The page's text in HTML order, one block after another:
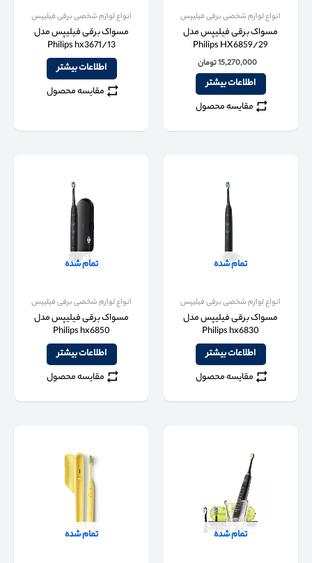
انواع لوازم شخصی برقی فیلیپس
مسواک برقی فیلیپس مدل
Philips HX6859/29
15,270,000تومان
اطلاعات بیشتر
مقایسه محصول
انواع لوازم شخصی برقی فیلیپس
مسواک برقی فیلیپس مدل
Philips hx3671/13
اطلاعات بیشتر
مقایسه محصول
تمام شده
انواع لوازم شخصی برقی فیلیپس
مسواک برقی فیلیپس مدل
Philips hx6830
اطلاعات بیشتر
مقایسه محصول
تمام شده
انواع لوازم شخصی برقی فیلیپس
مسواک برقی فیلیپس مدل
Philips hx6850
اطلاعات بیشتر
مقایسه محصول
تمام شده تمام شده